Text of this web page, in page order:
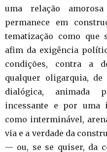
uma relação
permanece em
tematização como que
afim da exigência
condições, contra a
qualquer oligarquia,
dialógica, animada
incessante e por uma
como interminável,
via e a verdade da
— ou, se se quiser, da